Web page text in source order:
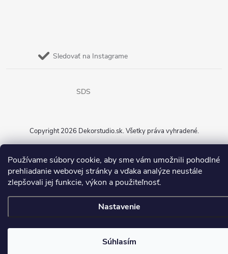
Používame súbory cookie, aby sme vám umožnili pohodlné
prehliadanie webovej stránky a vďaka analýze neustále
zlepšovali jej funkcie, výkon a použiteľnosť.
Nastavenie
Súhlasím
Sledovať na Instagrame
SDS
Copyright 2026 Dekorstudio.sk. Všetky práva vyhradené.